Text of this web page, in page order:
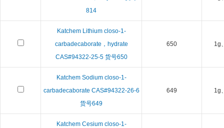
814
Katchem Lithium closo-1-
carbadecaborate，hydrate
CAS#94322-25-5 货号650
650 1g
Katchem Sodium closo-1-
carbadecaborate CAS#94322-26-6
货号649
649 1g
Katchem Cesium closo-1-